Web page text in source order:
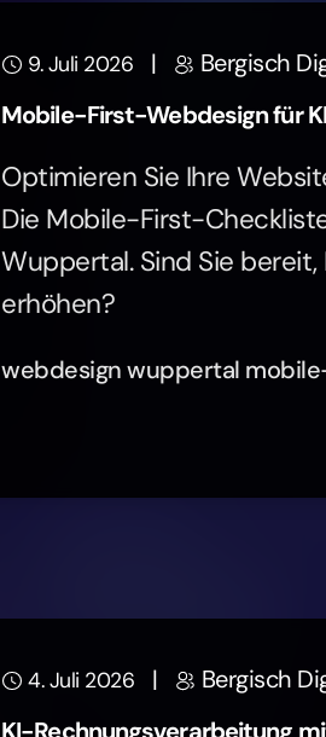
9. Juli 2026 | Bergisch
Mobile-First-Webdesign für
Optimieren Sie Ihre
Die Mobile-First-
Wuppertal. Sind Sie
erhöhen?
webdesign wuppertal
4. Juli 2026 | Bergisch